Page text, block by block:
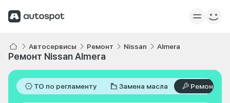
Автосервисы Ремонт Nissan Almera
Ремонт Nissan Almera
ТО по регламенту Замена масла Ремонт